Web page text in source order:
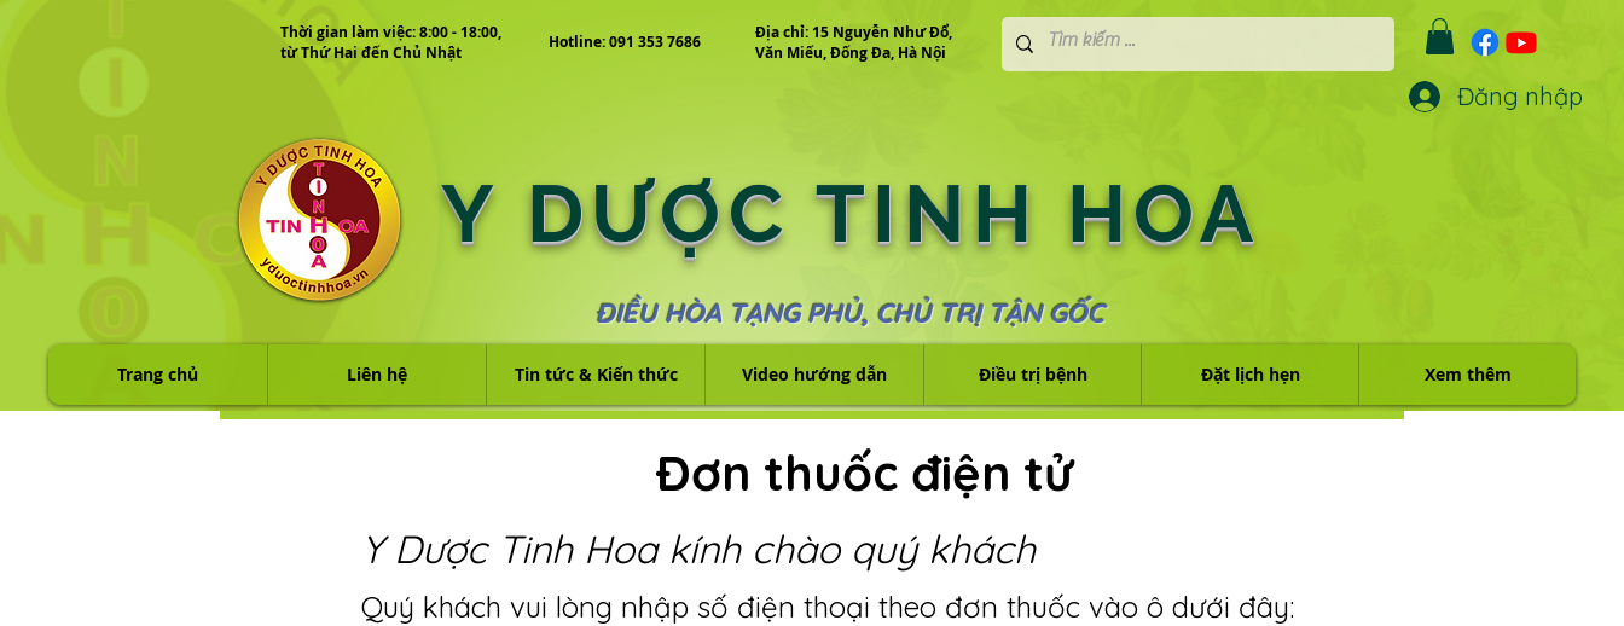
Đăng nhập
Thời gian làm việc: 8:00 - 18:00,
từ Thứ Hai đến Chủ Nhật
Hotline: 091 353 7686
Địa chỉ: 15 Nguyễn Như Đổ,
Văn Miếu, Đống Đa, Hà Nội
Y DƯỢC TINH HOA
ĐIỀU HÒA TẠNG PHỦ, CHỦ TRỊ TẬN GỐC
Trang chủ Liên hệ Tin tức & Kiến thức Video hướng dẫn Điều trị bệnh Đặt lịch hẹn Xem thêm
Đơn thuốc điện tử
Y Dược Tinh Hoa kính chào quý khách
Quý khách vui lòng nhập số điện thoại theo đơn thuốc vào ô dưới đây: